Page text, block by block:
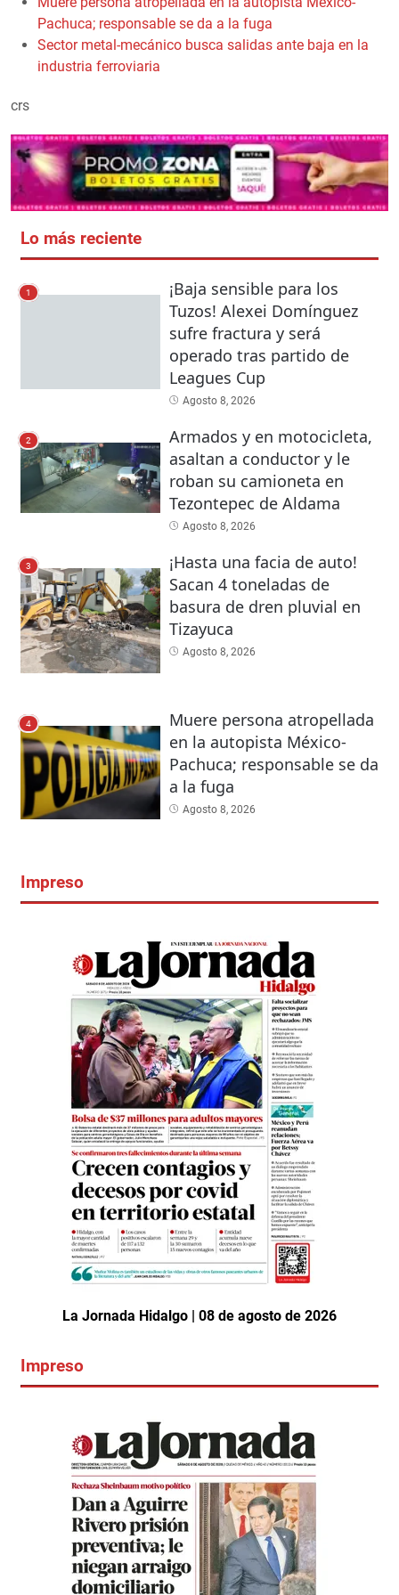
Pachuca; responsable se da a la fuga
Sector metal-mecánico busca salidas ante baja en la
industria ferroviaria
crs
Lo más reciente
1
¡Baja sensible para los
Tuzos! Alexei Domínguez
sufre fractura y será
operado tras partido de
Leagues Cup
Agosto 8, 2026
2
Armados y en motocicleta,
asaltan a conductor y le
roban su camioneta en
Tezontepec de Aldama
Agosto 8, 2026
3
¡Hasta una facia de auto!
Sacan 4 toneladas de
basura de dren pluvial en
Tizayuca
Agosto 8, 2026
4
Muere persona atropellada
en la autopista México-
Pachuca; responsable se da
a la fuga
Agosto 8, 2026
Impreso
La Jornada Hidalgo | 08 de agosto de 2026
Impreso